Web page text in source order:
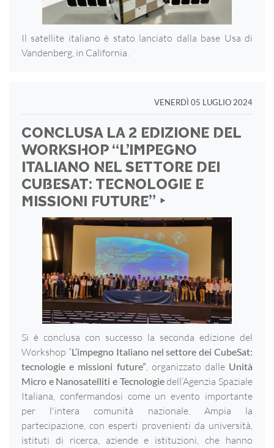
Il satellite italiano è stato lanciato dalla base Usa di
Vandenberg, in California.
VENERDÌ 05 LUGLIO 2024
CONCLUSA LA 2 EDIZIONE DEL
WORKSHOP “L’IMPEGNO
ITALIANO NEL SETTORE DEI
CUBESAT: TECNOLOGIE E
MISSIONI FUTURE” ‣
Si è conclusa con successo la seconda edizione del
Workshop “L’impegno Italiano nel settore dei CubeSat:
tecnologie e missioni future”, organizzato dalle Unità
Micro e Nanosatelliti e Tecnologiedell’Agenzia Spaziale
Italiana, confermandosi come un evento importante
per l'intera comunità nazionale. Ampia la
partecipazione, con esperti provenienti da università,
istituti di ricerca, aziende e istituzioni, che hanno